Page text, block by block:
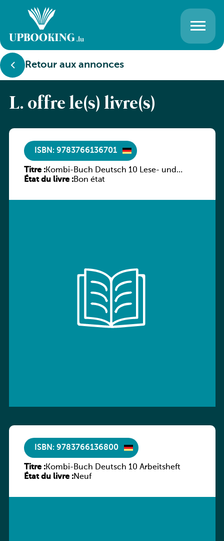
Retour aux annonces
L. offre le(s) livre(s)
ISBN: 9783766136701
Titre :Kombi-Buch Deutsch 10 Lese- und
Sprachbuch
État du livre :Bon état
ISBN: 9783766136800
Titre :Kombi-Buch Deutsch 10 Arbeitsheft
État du livre :Neuf